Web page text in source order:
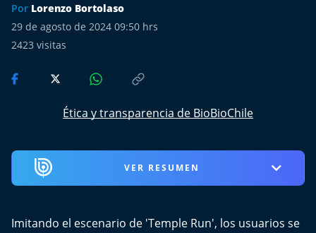
Retropop
De Plato en Plato
Los Inestables
Tu Mereces Ser Feliz
Por Lorenzo Bortolaso
29 de agosto de 2024 09:50 hrs
2423 visitas
Ética y transparencia de BioBioChile
VER RESUMEN
Imitando el escenario de 'Temple Run', los usuarios se